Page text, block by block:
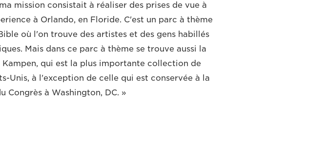
mission consistait à réaliser des prises de vue à
à Orlando, en Floride. C'est un parc à thème
où l'on trouve des artistes et des gens habillés
Mais dans ce parc à thème se trouve aussi la
qui est la plus importante collection de
Unis, à l'exception de celle qui est conservée à la
Congrès à Washington, DC. »